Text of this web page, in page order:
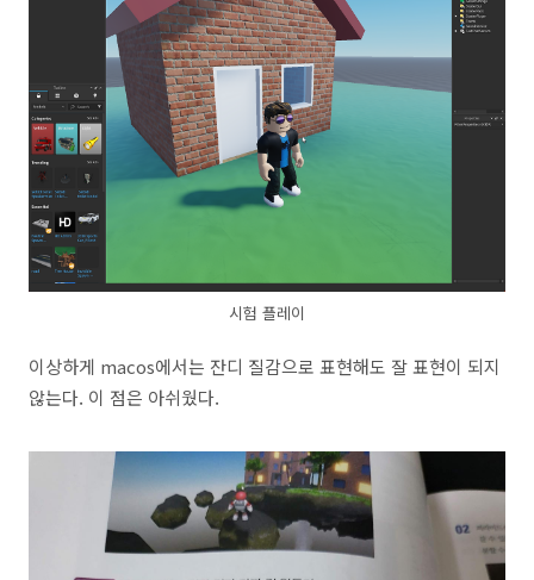
시험 플레이
이상하게 macos에서는 잔디 질감으로 표현해도 잘 표현이 되지
않는다. 이 점은 아쉬웠다.